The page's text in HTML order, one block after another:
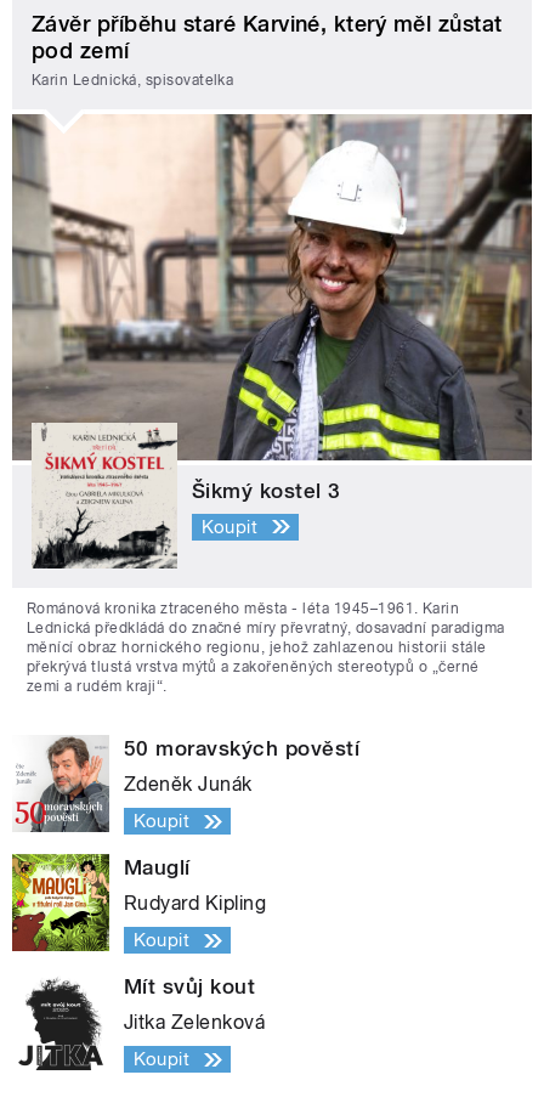
Závěr příběhu staré Karviné, který měl zůstat
pod zemí
Karin Lednická, spisovatelka
Šikmý kostel 3
Koupit
Románová kronika ztraceného města - léta 1945–1961. Karin
Lednická předkládá do značné míry převratný, dosavadní paradigma
měnící obraz hornického regionu, jehož zahlazenou historii stále
překrývá tlustá vrstva mýtů a zakořeněných stereotypů o „černé
zemi a rudém kraji“.
50 moravských pověstí
Zdeněk Junák
Koupit
Mauglí
Rudyard Kipling
Koupit
Mít svůj kout
Jitka Zelenková
Koupit